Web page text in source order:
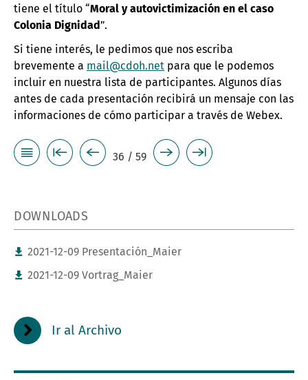
tiene el título “Moral y autovictimización en el caso
Colonia Dignidad”.
Si tiene interés, le pedimos que nos escriba
brevemente a mail@cdoh.net para que le podemos
incluir en nuestra lista de participantes. Algunos días
antes de cada presentación recibirá un mensaje con las
informaciones de cómo participar a través de Webex.
36 / 59
DOWNLOADS
2021-12-09 Presentación_Maier
2021-12-09 Vortrag_Maier
Ir al Archivo